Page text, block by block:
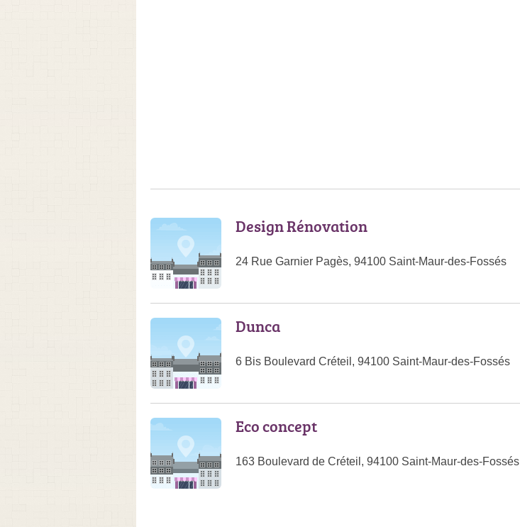
Design Rénovation
24 Rue Garnier Pagès, 94100 Saint-Maur-des-Fossés
Dunca
6 Bis Boulevard Créteil, 94100 Saint-Maur-des-Fossés
Eco concept
163 Boulevard de Créteil, 94100 Saint-Maur-des-Fossés